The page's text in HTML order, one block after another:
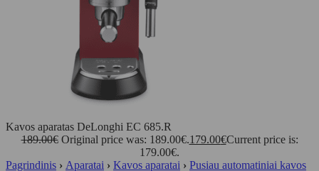
Kavos aparatas DeLonghi EC 685.R
189.00€ Original price was: 189.00€.179.00€Current price is:
179.00€.
Pagrindinis › Aparatai › Kavos aparatai › Pusiau automatiniai kavos